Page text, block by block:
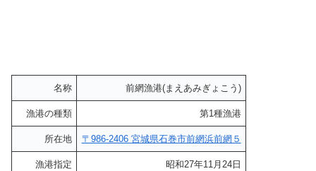
名称 前網漁港(まえあみぎょこう)
漁港の種類 第1種漁港
所在地 〒986-2406 宮城県石巻市前網浜前網５
漁港指定 昭和27年11月24日